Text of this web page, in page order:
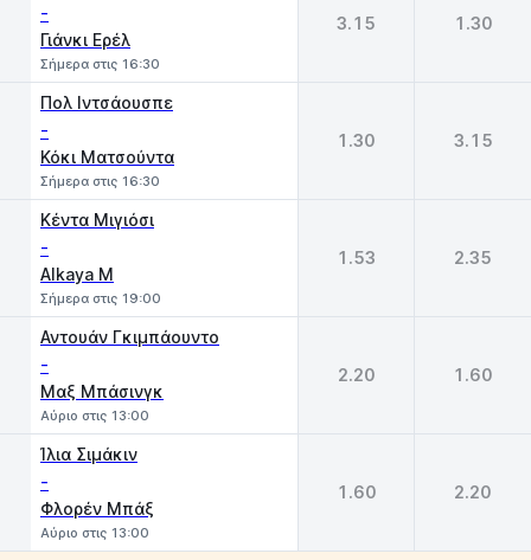
-
Γιάνκι Ερέλ
Σήμερα στις 16:30
3.15 1.30
Πολ Ιντσάουσπε
-
Κόκι Ματσούντα
Σήμερα στις 16:30
1.30 3.15
Κέντα Μιγιόσι
-
Alkaya M
Σήμερα στις 19:00
1.53 2.35
Αντουάν Γκιμπάουντο
-
Μαξ Μπάσινγκ
Αύριο στις 13:00
2.20 1.60
Ίλια Σιμάκιν
-
Φλορέν Μπάξ
Αύριο στις 13:00
1.60 2.20